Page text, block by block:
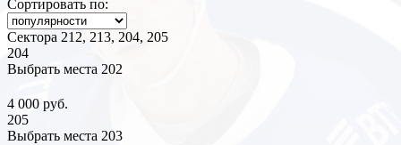
Сортировать по:
Сектора 212, 213, 204, 205
204
Выбрать места 202
4 000 руб.
205
Выбрать места 203